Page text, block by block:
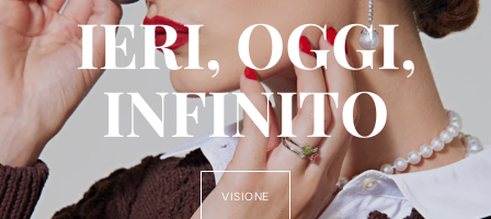
IERI, OGGI,
INFINITO
VISIONE